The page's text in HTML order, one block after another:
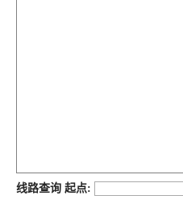
线路查询 起点: